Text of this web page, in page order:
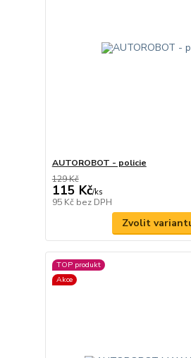
AUTOROBOT - policie
129 Kč
115 Kč/ks
95 Kč bez DPH
Zvolit
TOP produkt
Akce